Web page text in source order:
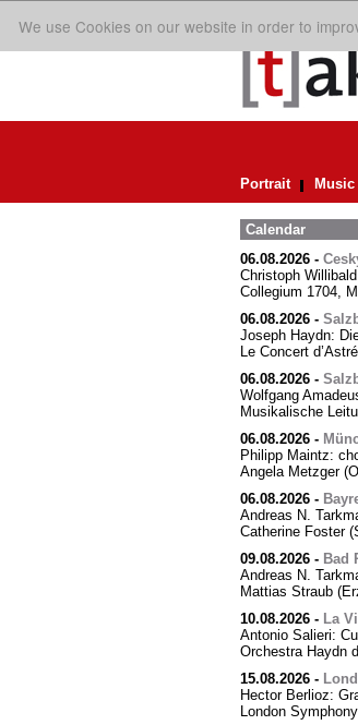
We use Cookies on our website in order to
Portrait Music
Calendar
06.08.2026-
Christoph
Collegium 1704,
06.08.2026-
Joseph Haydn:
Le Concert
06.08.2026-
Wolfgang
Musikalische
06.08.2026-
Philipp Maintz:
Angela Metzger
06.08.2026-
Andreas N.
Catherine Foster
09.08.2026- Bad
Andreas N.
Mattias Straub
10.08.2026- La
Antonio Salieri:
Orchestra Haydn
15.08.2026-
Hector Berlioz:
London